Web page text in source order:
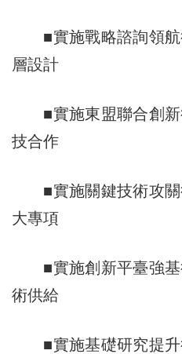
■實施戰略諮詢領航
層設計
■實施東盟聯合創新
技合作
■實施關鍵技術攻關
大專項
■實施創新平臺強基
術供給
■實施基礎研究提升